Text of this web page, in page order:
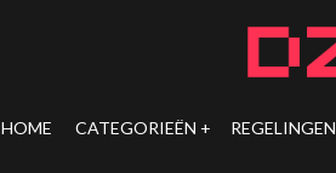
HOME CATEGORIEËN REGELINGEN